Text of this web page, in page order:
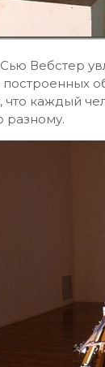
Вебстер
построенных
что каждый
разному.